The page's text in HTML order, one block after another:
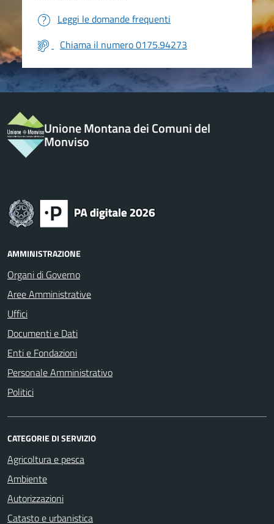
Leggi le domande frequenti
Chiama il numero 0175.94273
Unione Montana dei Comuni del
Monviso
AMMINISTRAZIONE
Organi di Governo
Aree Amministrative
Uffici
Documenti e Dati
Enti e Fondazioni
Personale Amministrativo
Politici
CATEGORIE DI SERVIZIO
Agricoltura e pesca
Ambiente
Autorizzazioni
Catasto e urbanistica